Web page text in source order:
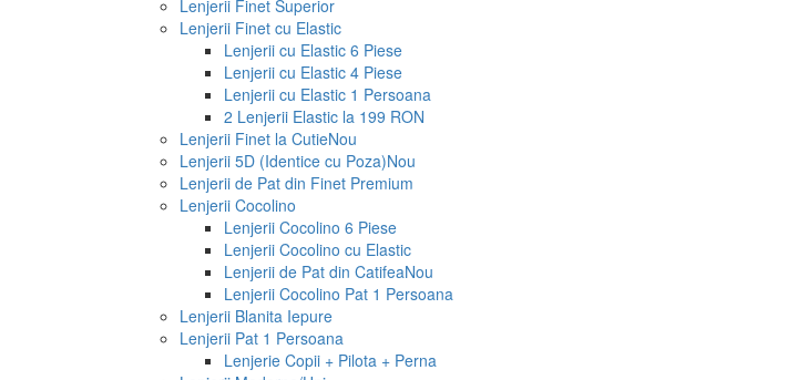
Lenjerii Finet Superior
Lenjerii Finet cu Elastic
Lenjerii cu Elastic 6 Piese
Lenjerii cu Elastic 4 Piese
Lenjerii cu Elastic 1 Persoana
2 Lenjerii Elastic la 199 RON
Lenjerii Finet la CutieNou
Lenjerii 5D (Identice cu Poza)Nou
Lenjerii de Pat din Finet Premium
Lenjerii Cocolino
Lenjerii Cocolino 6 Piese
Lenjerii Cocolino cu Elastic
Lenjerii de Pat din CatifeaNou
Lenjerii Cocolino Pat 1 Persoana
Lenjerii Blanita Iepure
Lenjerii Pat 1 Persoana
Lenjerie Copii + Pilota + Perna